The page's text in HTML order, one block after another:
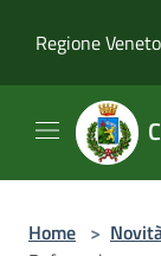
Regione Veneto
Home >